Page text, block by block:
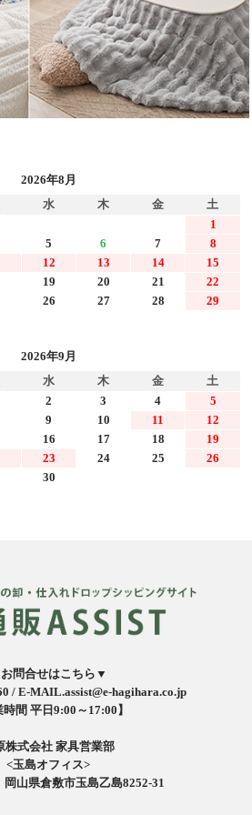
2026年8月
水 木 金
土
1
5 6 7
8
12 13 14
15
19 20 21
22
26 27 28
29
2026年9月
水 木 金
土
2 3 4
5
9 10 11
12
16 17 18
19
23 24 25
26
30
問合せはこちら▼
/ E-MAIL.assist@e-hagihara.co.jp
時間 平日9:00～17:00】
株式会社 家具営業部
<玉島オフィス>
山県倉敷市玉島乙島8252-31